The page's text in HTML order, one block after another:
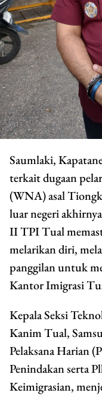
Saumlaki,
terkait dugaan
(WNA) asal
luar negeri
II TPI Tual
melarikan diri,
panggilan untuk
Kantor Imigrasi
Kepala Seksi
Kanim Tual,
Pelaksana Harian
Penindakan serta
Keimigrasian,